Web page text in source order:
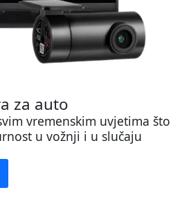
za auto
vremenskim uvjetima što
u vožnji i u slučaju